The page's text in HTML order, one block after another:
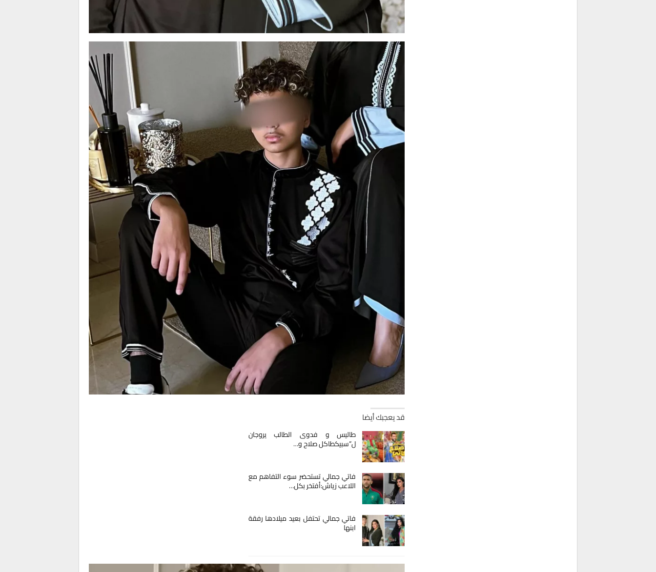
قد يعجبك أيضا
طاليس و فدوى الطالب يروجان
ل”سبيكطاكل صلاح و…
فاتي جمالي تستحضر سوء التفاهم مع
اللاعب زياش:أفتخر بكل…
فاتي جمالي تحتفل بعيد ميلادها رفقة
ابنها